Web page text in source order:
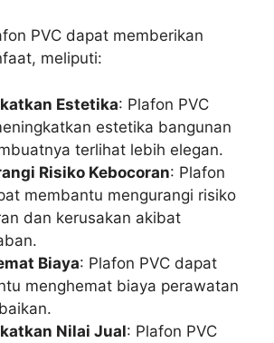
PVC dapat memberikan
meliputi:
Estetika: Plafon PVC
estetika bangunan
terlihat lebih elegan.
Risiko Kebocoran: Plafon
membantu mengurangi risiko
dan kerusakan akibat
Biaya: Plafon PVC dapat
menghemat biaya perawatan
Nilai Jual: Plafon PVC